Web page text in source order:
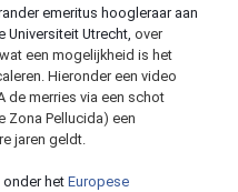
emeritus hoogleraar aan
Utrecht, over
een mogelijkheid is het
Hieronder een video
de merries via een schot
Zona Pellucida) een
jaren geldt.
onder het Europese